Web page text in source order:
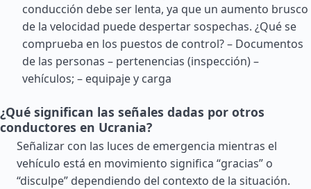
conducción debe ser lenta, ya que un aumento brusco
de la velocidad puede despertar sospechas. ¿Qué se
comprueba en los puestos de control? – Documentos
de las personas – pertenencias (inspección) –
vehículos; – equipaje y carga
¿Qué significan las señales dadas por otros
conductores en Ucrania?
Señalizar con las luces de emergencia mientras el
vehículo está en movimiento significa “gracias” o
“disculpe” dependiendo del contexto de la situación.